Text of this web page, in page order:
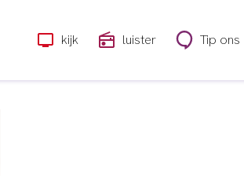
kijk luister Tip ons